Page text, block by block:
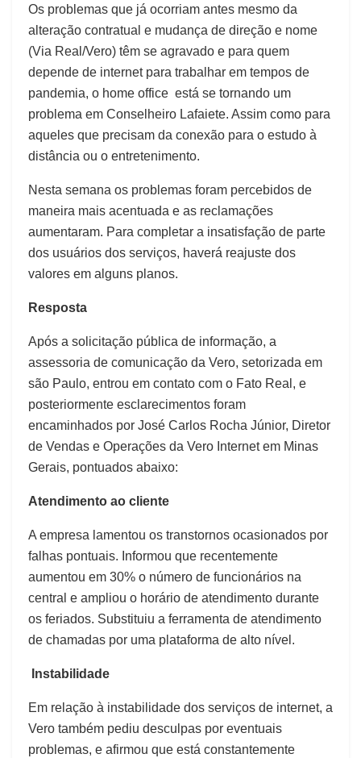
Os problemas que já ocorriam antes mesmo da
alteração contratual e mudança de direção e nome
(Via Real/Vero) têm se agravado e para quem
depende de internet para trabalhar em tempos de
pandemia, o home office está se tornando um
problema em Conselheiro Lafaiete. Assim como para
aqueles que precisam da conexão para o estudo à
distância ou o entretenimento.
Nesta semana os problemas foram percebidos de
maneira mais acentuada e as reclamações
aumentaram. Para completar a insatisfação de parte
dos usuários dos serviços, haverá reajuste dos
valores em alguns planos.
Resposta
Após a solicitação pública de informação, a
assessoria de comunicação da Vero, setorizada em
são Paulo, entrou em contato com o Fato Real, e
posteriormente esclarecimentos foram
encaminhados por José Carlos Rocha Júnior, Diretor
de Vendas e Operações da Vero Internet em Minas
Gerais, pontuados abaixo:
Atendimento ao cliente
A empresa lamentou os transtornos ocasionados por
falhas pontuais. Informou que recentemente
aumentou em 30% o número de funcionários na
central e ampliou o horário de atendimento durante
os feriados. Substituiu a ferramenta de atendimento
de chamadas por uma plataforma de alto nível.
Instabilidade
Em relação à instabilidade dos serviços de internet, a
Vero também pediu desculpas por eventuais
problemas, e afirmou que está constantemente